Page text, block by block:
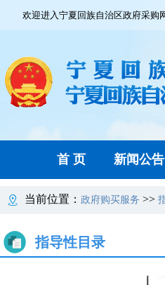
欢迎进入宁夏回族自治区政府采购
首 页 新闻公告
当前位置： 政府购买服务 >>
指导性目录